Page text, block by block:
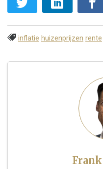
inflatie huizenprijzen rente